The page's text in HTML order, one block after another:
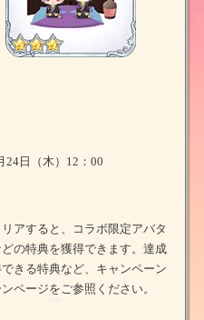
24日（木）12：00
アすると、コラボ限定アバタ
の特典を獲得できます。達成
きる特典など、キャンペーン
ページをご参照ください。